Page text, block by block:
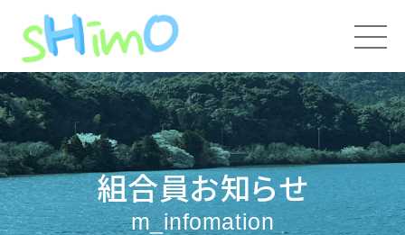
組合員お知らせ
m_infomation